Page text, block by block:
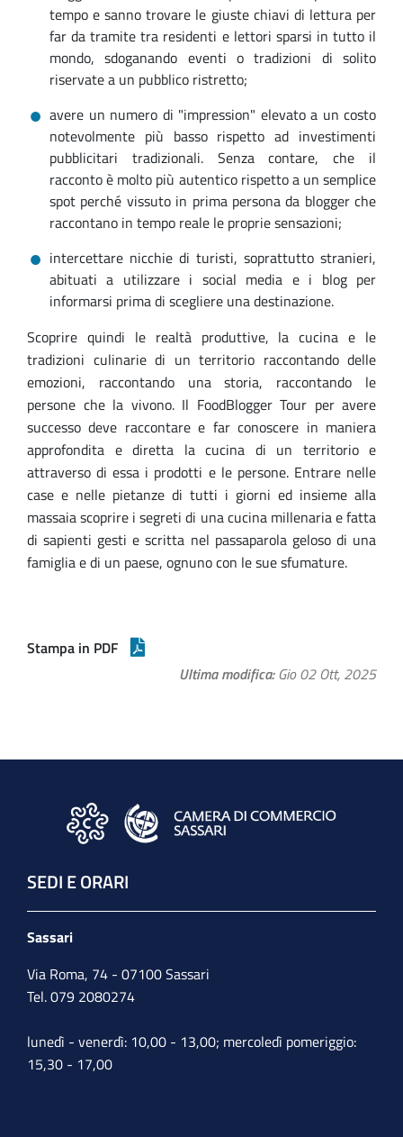
tempo e sanno trovare le giuste chiavi di lettura per
far da tramite tra residenti e lettori sparsi in tutto il
mondo, sdoganando eventi o tradizioni di solito
riservate a un pubblico ristretto;
avere un numero di "impression" elevato a un costo
notevolmente più basso rispetto ad investimenti
pubblicitari tradizionali. Senza contare, che il
racconto è molto più autentico rispetto a un semplice
spot perché vissuto in prima persona da blogger che
raccontano in tempo reale le proprie sensazioni;
intercettare nicchie di turisti, soprattutto stranieri,
abituati a utilizzare i social media e i blog per
informarsi prima di scegliere una destinazione.
Scoprire quindi le realtà produttive, la cucina e le
tradizioni culinarie di un territorio raccontando delle
emozioni, raccontando una storia, raccontando le
persone che la vivono. Il FoodBlogger Tour per avere
successo deve raccontare e far conoscere in maniera
approfondita e diretta la cucina di un territorio e
attraverso di essa i prodotti e le persone. Entrare nelle
case e nelle pietanze di tutti i giorni ed insieme alla
massaia scoprire i segreti di una cucina millenaria e fatta
di sapienti gesti e scritta nel passaparola geloso di una
famiglia e di un paese, ognuno con le sue sfumature.
Stampa in PDF
Ultima modifica Gio 02 Ott, 2025
SEDI E ORARI
Sassari
Via Roma, 74 - 07100 Sassari
Tel. 079 2080274
lunedì - venerdì: 10,00 - 13,00; mercoledì pomeriggio:
15,30 - 17,00